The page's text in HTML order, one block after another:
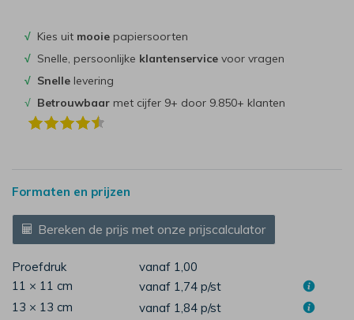
√ Kies uit mooie papiersoorten
√ Snelle, persoonlijke klantenservice voor vragen
√ Snelle levering
√ Betrouwbaar met cijfer 9+ door 9.850+ klanten
Formaten en prijzen
Bereken de prijs met onze prijscalculator
Proefdruk
vanaf 1,00
11 × 11 cm
vanaf 1,74 p/st
13 × 13 cm
vanaf 1,84 p/st